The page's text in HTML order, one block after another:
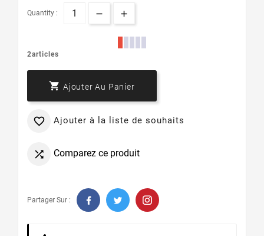
Quantity :
2articles
 Ajouter Au Panier
 Ajouter à la liste de souhaits
 Comparez ce produit
Partager Sur :